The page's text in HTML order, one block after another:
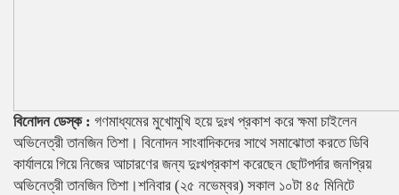
বিনোদন ডেস্ক : গণমাধ্যমের মুখোমুখি হয়ে দুঃখ প্রকাশ করে ক্ষমা চাইলেন
অভিনেত্রী তানজিন তিশা। বিনোদন সাংবাদিকদের সাথে সমাঝোতা করতে ডিবি
কার্যালয়ে গিয়ে নিজের আচারণের জন্য দুঃখপ্রকাশ করেছেন ছোটপর্দার জনপ্রিয়
অভিনেত্রী তানজিন তিশা।শনিবার (২৫ নভেম্বর) সকাল ১০টা ৪৫ মিনিটে